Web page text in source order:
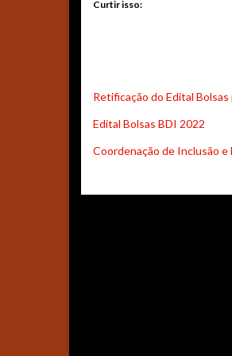
Curtir isso:
Retificação do Edital
Edital Bolsas BDI 2022
Coordenação de Inclusão